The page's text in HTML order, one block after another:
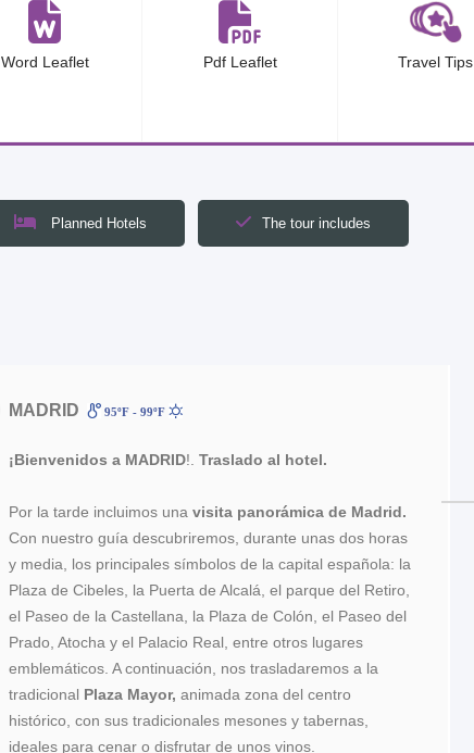
Word Leaflet Pdf Leaflet Travel Tips
Planned Hotels The tour includes
MADRID 95ºF - 99ºF
¡Bienvenidos a MADRID!. Traslado al hotel.
Por la tarde incluimos unavisita panorámica de Madrid.
Con nuestro guía descubriremos, durante unas dos horas
y media, los principales símbolos de la capital española: la
Plaza de Cibeles, la Puerta de Alcalá, el parque del Retiro,
el Paseo de la Castellana, la Plaza de Colón, el Paseo del
Prado, Atocha y el Palacio Real, entre otros lugares
emblemáticos. A continuación, nos trasladaremos a la
tradicional Plaza Mayor, animada zona del centro
histórico, con sus tradicionales mesones y tabernas,
ideales para cenar o disfrutar de unos vinos.